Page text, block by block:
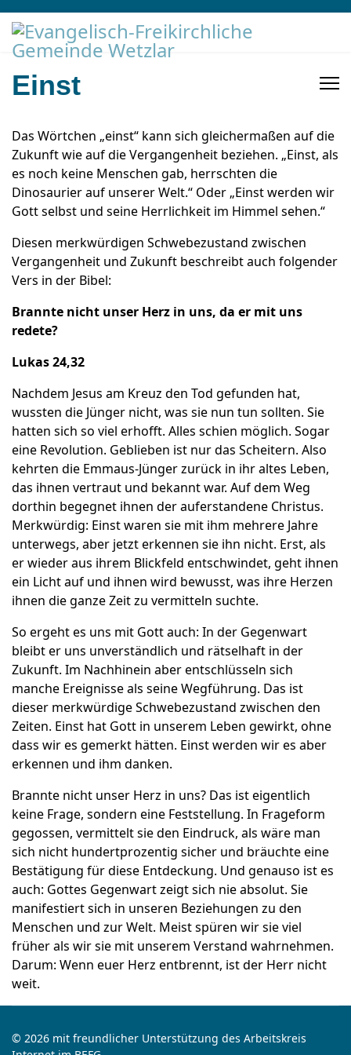
Einst
Das Wörtchen „einst“ kann sich gleichermaßen auf die
Zukunft wie auf die Vergangenheit beziehen. „Einst, als
es noch keine Menschen gab, herrschten die
Dinosaurier auf unserer Welt.“ Oder „Einst werden wir
Gott selbst und seine Herrlichkeit im Himmel sehen.“
Diesen merkwürdigen Schwebezustand zwischen
Vergangenheit und Zukunft beschreibt auch folgender
Vers in der Bibel:
Brannte nicht unser Herz in uns, da er mit uns
redete?
Lukas 24,32
Nachdem Jesus am Kreuz den Tod gefunden hat,
wussten die Jünger nicht, was sie nun tun sollten. Sie
hatten sich so viel erhofft. Alles schien möglich. Sogar
eine Revolution. Geblieben ist nur das Scheitern. Also
kehrten die Emmaus-Jünger zurück in ihr altes Leben,
das ihnen vertraut und bekannt war. Auf dem Weg
dorthin begegnet ihnen der auferstandene Christus.
Merkwürdig: Einst waren sie mit ihm mehrere Jahre
unterwegs, aber jetzt erkennen sie ihn nicht. Erst, als
er wieder aus ihrem Blickfeld entschwindet, geht ihnen
ein Licht auf und ihnen wird bewusst, was ihre Herzen
ihnen die ganze Zeit zu vermitteln suchte.
So ergeht es uns mit Gott auch: In der Gegenwart
bleibt er uns unverständlich und rätselhaft in der
Zukunft. Im Nachhinein aber entschlüsseln sich
manche Ereignisse als seine Wegführung. Das ist
dieser merkwürdige Schwebezustand zwischen den
Zeiten. Einst hat Gott in unserem Leben gewirkt, ohne
dass wir es gemerkt hätten. Einst werden wir es aber
erkennen und ihm danken.
Brannte nicht unser Herz in uns? Das ist eigentlich
keine Frage, sondern eine Feststellung. In Frageform
gegossen, vermittelt sie den Eindruck, als wäre man
sich nicht hundertprozentig sicher und bräuchte eine
Bestätigung für diese Entdeckung. Und genauso ist es
auch: Gottes Gegenwart zeigt sich nie absolut. Sie
manifestiert sich in unseren Beziehungen zu den
Menschen und zur Welt. Meist spüren wir sie viel
früher als wir sie mit unserem Verstand wahrnehmen.
Darum: Wenn euer Herz entbrennt, ist der Herr nicht
weit.
© 2026 mit freundlicher Unterstützung des Arbeitskreis